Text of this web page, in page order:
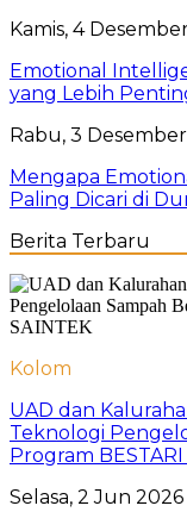
Kamis, 4
Emotional
yang Lebih
Rabu, 3
Mengapa
Paling Dicari di
Berita Terbaru
Kolom
UAD dan
Teknologi
Program BESTARI
Selasa, 2 Jun 2026